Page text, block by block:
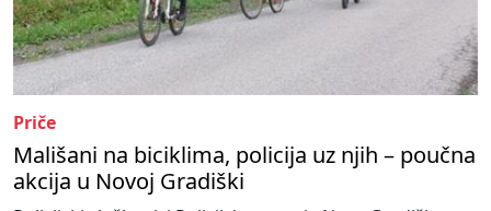
Priče
Mališani na biciklima, policija uz njih – poučna
akcija u Novoj Gradiški